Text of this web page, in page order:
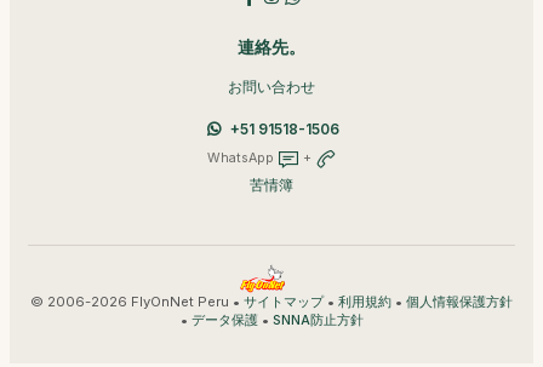
連絡先。
お問い合わせ
+51 91518-1506
WhatsApp +
苦情簿
© 2006-2026 FlyOnNet Peru • サイトマップ• 利用規約 • 個人情報保護方針
• データ保護• SNNA防止方針